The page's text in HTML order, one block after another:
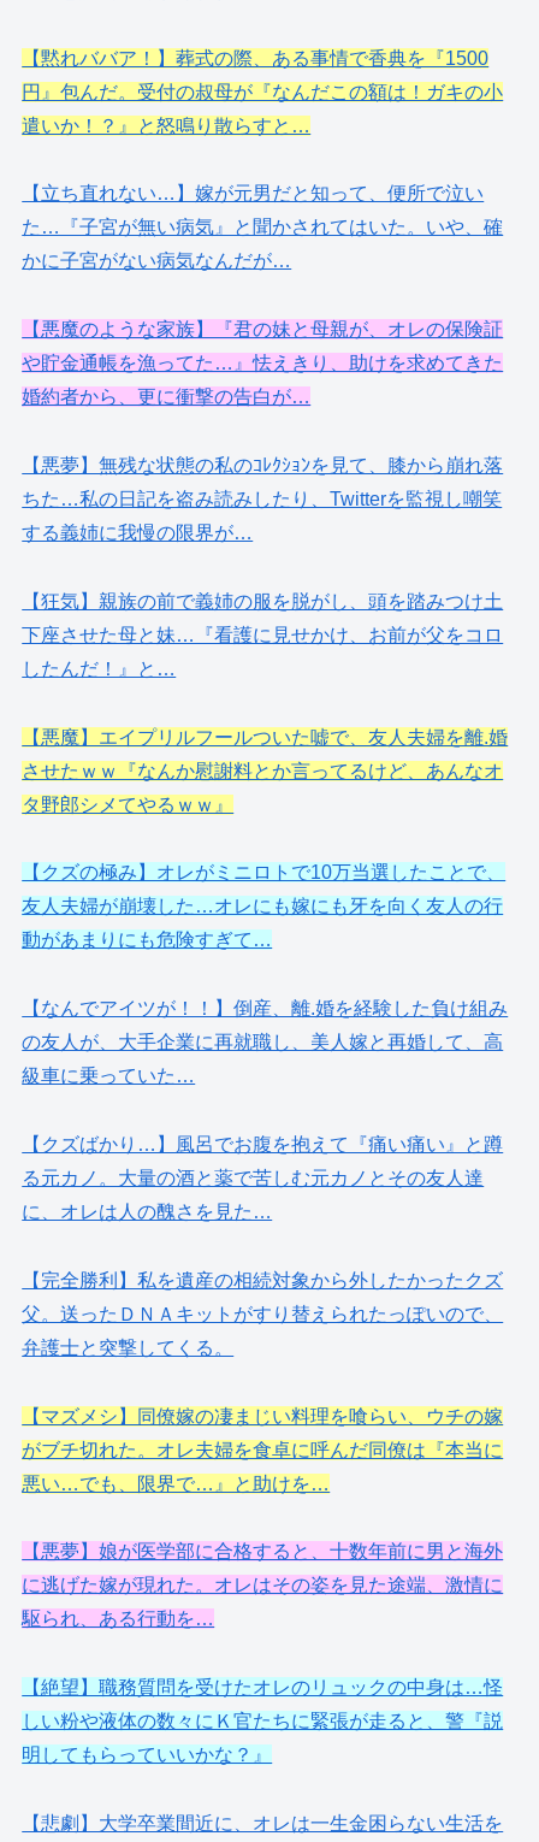
【黙れババア！】葬式の際、ある事情で香典を『1500
円』包んだ。受付の叔母が『なんだこの額は！ガキの小
遣いか！？』と怒鳴り散らすと…
【立ち直れない…】嫁が元男だと知って、便所で泣い
た…『子宮が無い病気』と聞かされてはいた。いや、確
かに子宮がない病気なんだが…
【悪魔のような家族】『君の妹と母親が、オレの保険証
や貯金通帳を漁ってた…』怯えきり、助けを求めてきた
婚約者から、更に衝撃の告白が…
【悪夢】無残な状態の私のｺﾚｸｼｮﾝを見て、膝から崩れ落
ちた…私の日記を盗み読みしたり、Twitterを監視し嘲笑
する義姉に我慢の限界が…
【狂気】親族の前で義姉の服を脱がし、頭を踏みつけ土
下座させた母と妹…『看護に見せかけ、お前が父をコロ
したんだ！』と…
【悪魔】エイプリルフールついた嘘で、友人夫婦を離.婚
させたｗｗ『なんか慰謝料とか言ってるけど、あんなオ
タ野郎シメてやるｗｗ』
【クズの極み】オレがミニロトで10万当選したことで、
友人夫婦が崩壊した…オレにも嫁にも牙を向く友人の行
動があまりにも危険すぎて…
【なんでアイツが！！】倒産、離.婚を経験した負け組み
の友人が、大手企業に再就職し、美人嫁と再婚して、高
級車に乗っていた…
【クズばかり…】風呂でお腹を抱えて『痛い痛い』と蹲
る元カノ。大量の酒と薬で苦しむ元カノとその友人達
に、オレは人の醜さを見た…
【完全勝利】私を遺産の相続対象から外したかったクズ
父。送ったＤＮＡキットがすり替えられたっぽいので、
弁護士と突撃してくる。
【マズメシ】同僚嫁の凄まじい料理を喰らい、ウチの嫁
がブチ切れた。オレ夫婦を食卓に呼んだ同僚は『本当に
悪い…でも、限界で…』と助けを…
【悪夢】娘が医学部に合格すると、十数年前に男と海外
に逃げた嫁が現れた。オレはその姿を見た途端、激情に
駆られ、ある行動を…
【絶望】職務質問を受けたオレのリュックの中身は…怪
しい粉や液体の数々にＫ官たちに緊張が走ると、警『説
明してもらっていいかな？』
【悲劇】大学卒業間近に、オレは一生金困らない生活を